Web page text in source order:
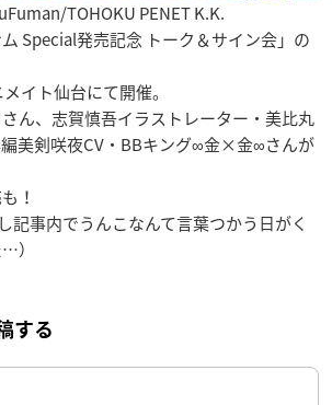
TOHOKU PENET K.K.
Special発売記念 トーク＆サイン会」の
イト仙台にて開催。
ん、志賀慎吾イラストレーター・美比丸
美剣咲夜CV・BBキング∞金×金∞さんが
！
記事内でうんこなんて言葉つかう日がく
）
する